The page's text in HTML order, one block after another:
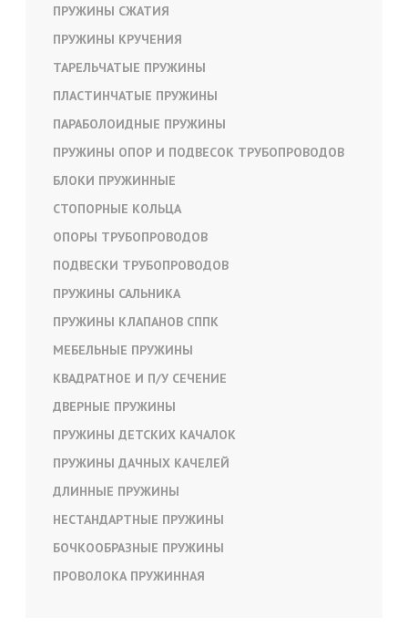
ПРУЖИНЫ СЖАТИЯ
ПРУЖИНЫ КРУЧЕНИЯ
ТАРЕЛЬЧАТЫЕ ПРУЖИНЫ
ПЛАСТИНЧАТЫЕ ПРУЖИНЫ
ПАРАБОЛОИДНЫЕ ПРУЖИНЫ
ПРУЖИНЫ ОПОР И ПОДВЕСОК ТРУБОПРОВОДОВ
БЛОКИ ПРУЖИННЫЕ
СТОПОРНЫЕ КОЛЬЦА
ОПОРЫ ТРУБОПРОВОДОВ
ПОДВЕСКИ ТРУБОПРОВОДОВ
ПРУЖИНЫ САЛЬНИКА
ПРУЖИНЫ КЛАПАНОВ СППК
МЕБЕЛЬНЫЕ ПРУЖИНЫ
КВАДРАТНОЕ И П/У СЕЧЕНИЕ
ДВЕРНЫЕ ПРУЖИНЫ
ПРУЖИНЫ ДЕТСКИХ КАЧАЛОК
ПРУЖИНЫ ДАЧНЫХ КАЧЕЛЕЙ
ДЛИННЫЕ ПРУЖИНЫ
НЕСТАНДАРТНЫЕ ПРУЖИНЫ
БОЧКООБРАЗНЫЕ ПРУЖИНЫ
ПРОВОЛОКА ПРУЖИННАЯ